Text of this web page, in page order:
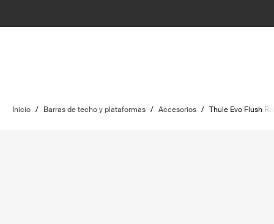
Inicio / Barras de techo y plataformas / Accesorios / Thule Evo Flush